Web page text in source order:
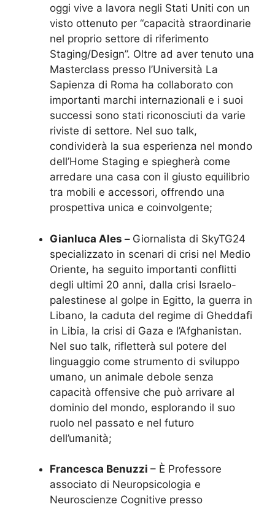
oggi vive a lavora negli Stati Uniti con un
visto ottenuto per “capacità straordinarie
nel proprio settore di riferimento
Staging/Design”. Oltre ad aver tenuto una
Masterclass presso l’Università La
Sapienza di Roma ha collaborato con
importanti marchi internazionali e i suoi
successi sono stati riconosciuti da varie
riviste di settore. Nel suo talk,
condividerà la sua esperienza nel mondo
dell’Home Staging e spiegherà come
arredare una casa con il giusto equilibrio
tra mobili e accessori, offrendo una
prospettiva unica e coinvolgente;
Gianluca Ales – Giornalista di SkyTG24
specializzato in scenari di crisi nel Medio
Oriente, ha seguito importanti conflitti
degli ultimi 20 anni, dalla crisi Israelo-
palestinese al golpe in Egitto, la guerra in
Libano, la caduta del regime di Gheddafi
in Libia, la crisi di Gaza e l’Afghanistan.
Nel suo talk, rifletterà sul potere del
linguaggio come strumento di sviluppo
umano, un animale debole senza
capacità offensive che può arrivare al
dominio del mondo, esplorando il suo
ruolo nel passato e nel futuro
dell’umanità;
Francesca Benuzzi – È Professore
associato di Neuropsicologia e
Neuroscienze Cognitive presso